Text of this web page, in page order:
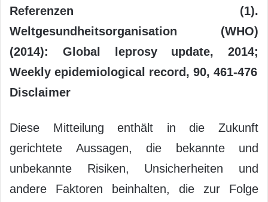
Referenzen (1).
Weltgesundheitsorganisation (WHO)
(2014): Global leprosy update, 2014;
Weekly epidemiological record, 90, 461-476
Disclaimer
Diese Mitteilung enthält in die Zukunft
gerichtete Aussagen, die bekannte und
unbekannte Risiken, Unsicherheiten und
andere Faktoren beinhalten, die zur Folge